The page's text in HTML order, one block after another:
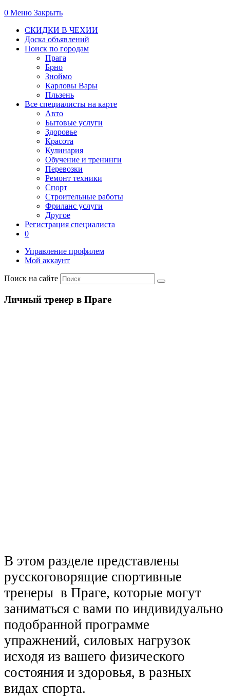
0 Меню Закрыть
СКИДКИ В ЧЕХИИ
Доска объявлений
Поиск по городам
Прага
Брно
Зноймо
Карловы Вары
Пльзень
Все специалисты на карте
Авто
Бытовые услуги
Здоровье
Красота
Кулинария
Обучение и тренинги
Перевозки
Ремонт техники
Спорт
Строительные работы
Фриланс услуги
Другое
Регистрация специалиста
0
Управление профилем
Мой аккаунт
Поиск на сайте
Личный тренер в Праге
В этом разделе представлены
русскоговорящие спортивные
тренеры в Праге, которые могут
заниматься с вами по индивидуально
подобранной программе
упражнений, силовых нагрузок
исходя из вашего физического
состояния и здоровья, в разных
видах спорта.